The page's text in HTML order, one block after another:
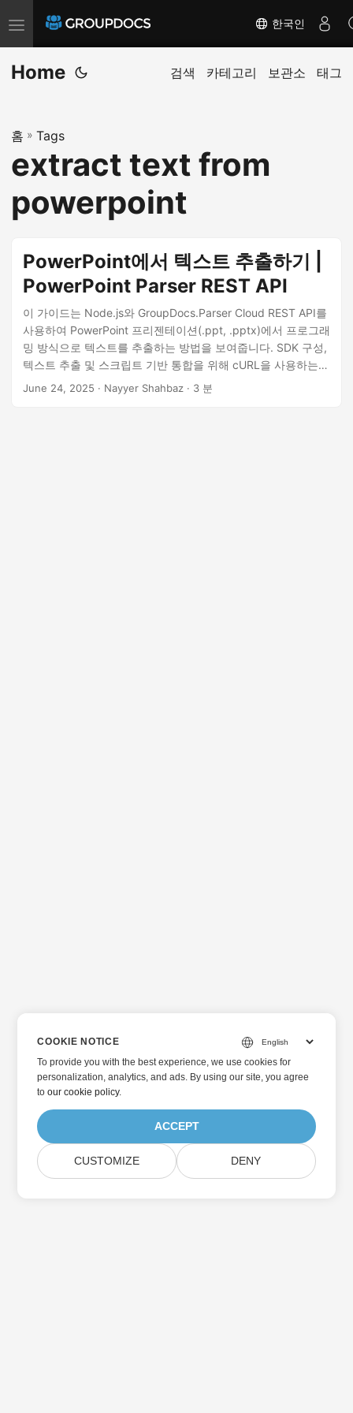
T
o
g
e
n
a
v
i
o
한국인
Home 검색 카테고리 보관소 태그
홈 » Tags
extract text from
powerpoint
PowerPoint에서 텍스트 추출하기 |
PowerPoint Parser REST API
이 가이드는 Node.js와 GroupDocs.Parser Cloud REST API를
사용하여 PowerPoint 프리젠테이션(.ppt, .pptx)에서 프로그래
밍 방식으로 텍스트를 추출하는 방법을 보여줍니다. SDK 구성,
텍스트 추출 및 스크립트 기반 통합을 위해 cURL을 사용하는
방법을 배워보세요.
June 24, 2025 · Nayyer Shahbaz · 3 분
COOKIE NOTICE
To provide you with the best experience, we use cookies for
personalization, analytics, and ads. By using our site, you agree
toour cookie policy.
ACCEPT
CUSTOMIZE DENY